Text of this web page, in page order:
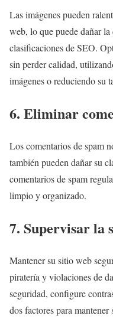
Las imágenes pueden
web, lo que puede dañar
clasificaciones de SEO.
sin perder calidad,
imágenes o reduciendo su
6. Eliminar
Los comentarios de spam
también pueden dañar su
comentarios de spam
limpio y organizado.
7. Supervisar la
Mantener su sitio web
piratería y violaciones de
seguridad, configure
dos factores para